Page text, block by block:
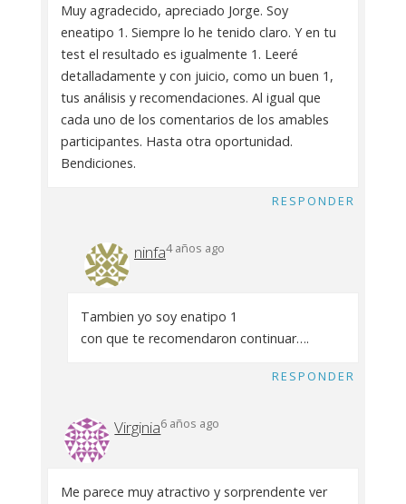
Muy agradecido, apreciado Jorge. Soy
eneatipo 1. Siempre lo he tenido claro. Y en tu
test el resultado es igualmente 1. Leeré
detalladamente y con juicio, como un buen 1,
tus análisis y recomendaciones. Al igual que
cada uno de los comentarios de los amables
participantes. Hasta otra oportunidad.
Bendiciones.
RESPONDER
ninfa4 años ago
Tambien yo soy enatipo 1
con que te recomendaron continuar….
RESPONDER
Virginia6 años ago
Me parece muy atractivo y sorprendente ver